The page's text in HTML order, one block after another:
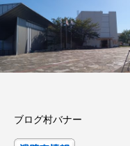
ブログ村バナー